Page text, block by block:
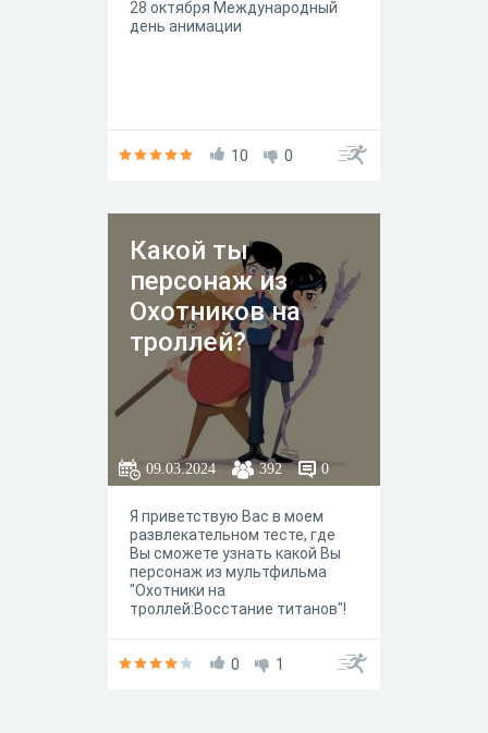
28 октября Международный
день анимации
10 0
Какой ты
персонаж из
Охотников на
троллей?
09.03.2024 392 0
Я приветствую Вас в моем
развлекательном тесте, где
Вы сможете узнать какой Вы
персонаж из мультфильма
"Охотники на
троллей:Восстание титанов"!
0 1